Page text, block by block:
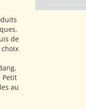
de
Petit
au